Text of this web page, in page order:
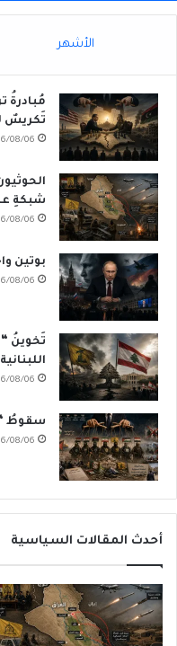
الأشهر
مُبادرةُ
تَكريسٌ
08/06
شبكةِ
08/06
بوتين
08/06
تَخوينُ
08/06
سقوطُ
08/06
أحدث المقالات السياسية